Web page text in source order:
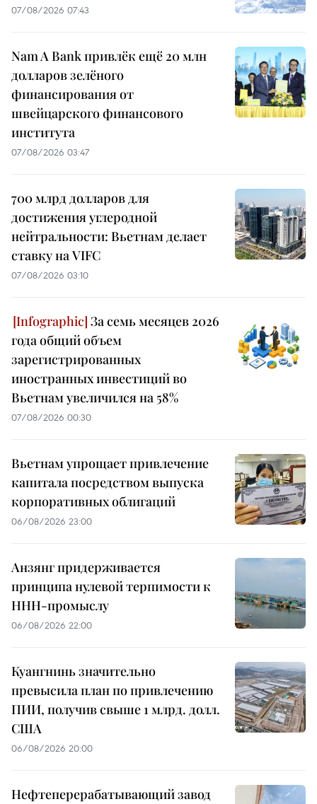
07/08/2026 07:43
Nam A Bank привлёк ещё 20 млн
долларов зелёного
финансирования от
швейцарского финансового
института
07/08/2026 03:47
700 млрд долларов для
достижения углеродной
нейтральности: Вьетнам делает
ставку на VIFC
07/08/2026 03:10
За семь месяцев 2026
года общий объем
зарегистрированных
иностранных инвестиций во
Вьетнам увеличился на 58%
07/08/2026 00:30
Вьетнам упрощает привлечение
капитала посредством выпуска
корпоративных облигаций
06/08/2026 23:00
Анзянг придерживается
принципа нулевой терпимости к
ННН-промыслу
06/08/2026 22:00
Куангнинь значительно
превысила план по привлечению
ПИИ, получив свыше 1 млрд. долл.
США
06/08/2026 20:00
Нефтеперерабатывающий завод